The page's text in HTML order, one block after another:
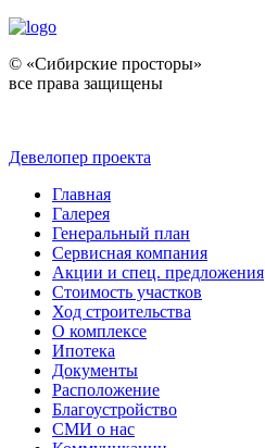
© «Сибирские просторы»
все права защищены
Девелопер проекта
Главная
Галерея
Генеральный план
Сервисная компания
Акции и спец. предложения
Стоимость участков
Ход строительства
О комплексе
Ипотека
Документы
Расположение
Благоустройство
СМИ о нас